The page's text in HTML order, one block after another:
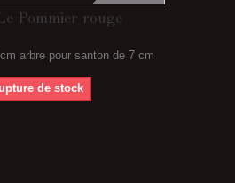
Pommier rouge
arbre pour santon de 7 cm
de stock